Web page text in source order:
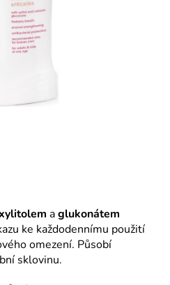
aglukonátem
ke každodennímu použití
omezení. Působí
sklovinu.